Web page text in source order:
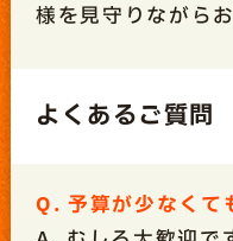
様を見守りながら
よくあるご質問
Q. 予算が少なくて